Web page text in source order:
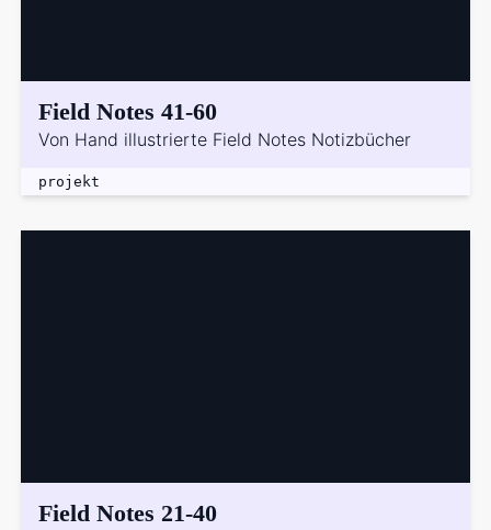
Field Notes 41-60
Von Hand illustrierte Field Notes Notizbücher
projekt
Field Notes 21-40